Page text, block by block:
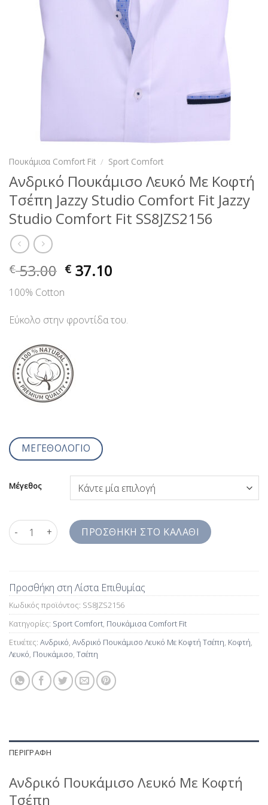
Πουκάμισα Comfort Fit / Sport Comfort
Ανδρικό Πουκάμισο Λευκό Με Κοφτή
Τσέπη Jazzy Studio Comfort Fit Jazzy
Studio Comfort Fit SS8JZS2156
€53.00 € 37.10
100% Cotton
Εύκολο στην φροντίδα του.
ΜΕΓΕΘΟΛΟΓΙΟ
Μέγεθος
Ανδρικό Πουκάμισο Λευκό Με Κοφτή Τσέπη Jazzy Studio
ΠΡΟΣΘΉΚΗ ΣΤΟ ΚΑΛΆΘΙ
Προσθήκη στη Λίστα Επιθυμίας
Κωδικός προϊόντος: SS8JZS2156
Κατηγορίες: Sport Comfort, Πουκάμισα Comfort Fit
Ετικέτες: Ανδρικό, Ανδρικό Πουκάμισο Λευκό Με Κοφτή Τσέπη, Κοφτή,
Λευκό, Πουκάμισο, Τσέπη
ΠΕΡΙΓΡΑΦΉ
Ανδρικό Πουκάμισο Λευκό Με Κοφτή
Τσέπη